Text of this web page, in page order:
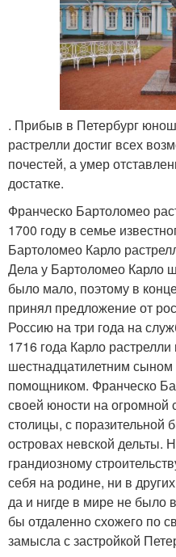
. Прибыв в Петербург
растрелли достиг всех
почестей, а умер
достатке.
Франческо Бартоломео
1700 году в семье
Бартоломео Карло
Дела у Бартоломео Карло
было мало, поэтому в
принял предложение от
Россию на три года на
1716 года Карло
шестнадцатилетним
помощником. Франческо
своей юности на огромной
столицы, с поразительной
островах невской дельты.
грандиозному
себя на родине, ни в
да и нигде в мире не было
бы отдаленно схожего по
замысла с застройкой